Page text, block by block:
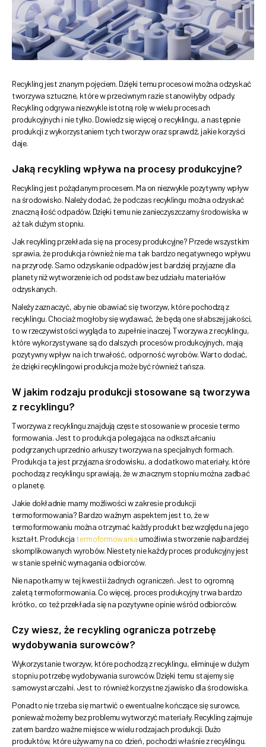
Recykling jest znanym pojęciem. Dzięki temu procesowi można odzyskać
tworzywa sztuczne, które w przeciwnym razie stanowiłyby odpady.
Recykling odgrywa niezwykle istotną rolę w wielu procesach
produkcyjnych i nie tylko. Dowiedz się więcej o recyklingu, a następnie
produkcji z wykorzystaniem tych tworzyw oraz sprawdź, jakie korzyści
daje.
Jaką recykling wpływa na procesy produkcyjne?
Recykling jest pożądanym procesem. Ma on niezwykle pozytywny wpływ
na środowisko. Należy dodać, że podczas recyklingu można odzyskać
znaczną ilość odpadów. Dzięki temu nie zanieczyszczamy środowiska w
aż tak dużym stopniu.
Jak recykling przekłada się na procesy produkcyjne? Przede wszystkim
sprawia, że produkcja również nie ma tak bardzo negatywnego wpływu
na przyrodę. Samo odzyskanie odpadów jest bardziej przyjazne dla
planety niż wytworzenie ich od podstaw bez udziału materiałów
odzyskanych.
Należy zaznaczyć, aby nie obawiać się tworzyw, które pochodzą z
recyklingu. Chociaż mogłoby się wydawać, że będą one słabszej jakości,
to w rzeczywistości wygląda to zupełnie inaczej. Tworzywa z recyklingu,
które wykorzystywane są do dalszych procesów produkcyjnych, mają
pozytywny wpływ na ich trwałość, odporność wyrobów. Warto dodać,
że dzięki recyklingowi produkcja może być również tańsza.
W jakim rodzaju produkcji stosowane są tworzywa
z recyklingu?
Tworzywa z recyklingu znajdują częste stosowanie w procesie termo
formowania. Jest to produkcja polegająca na odkształcaniu
podgrzanych uprzednio arkuszy tworzywa na specjalnych formach.
Produkcja ta jest przyjazna środowisku, a dodatkowo materiały, które
pochodzą z recyklingu sprawiają, że w znacznym stopniu można zadbać
o planetę.
Jakie dokładnie mamy możliwości w zakresie produkcji
termoformowania? Bardzo ważnym aspektem jest to, że w
termoformowaniu można otrzymać każdy produkt bez względu na jego
kształt. Produkcja termoformowania umożliwia stworzenie najbardziej
skomplikowanych wyrobów. Niestety nie każdy proces produkcyjny jest
w stanie spełnić wymagania odbiorców.
Nie napotkamy w tej kwestii żadnych ograniczeń. Jest to ogromną
zaletą termoformowania. Co więcej, proces produkcyjny trwa bardzo
krótko, co też przekłada się na pozytywne opinie wśród odbiorców.
Czy wiesz, że recykling ogranicza potrzebę
wydobywania surowców?
Wykorzystanie tworzyw, które pochodzą z recyklingu, eliminuje w dużym
stopniu potrzebę wydobywania surowców. Dzięki temu stajemy się
samowystarczalni. Jest to również korzystne zjawisko dla środowiska.
Ponadto nie trzeba się martwić o ewentualne kończące się surowce,
ponieważ możemy bez problemu wytworzyć materiały. Recykling zajmuje
zatem bardzo ważne miejsce w wielu rodzajach produkcji. Dużo
produktów, które używamy na co dzień, pochodzi właśnie z recyklingu.